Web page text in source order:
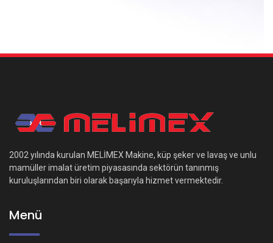
2002 yılında kurulan MELİMEX Makine, küp şeker ve lavaş ve unlu
mamüller imalat üretim piyasasında sektörün tanınmış
kuruluşlarından biri olarak başarıyla hizmet vermektedir.
Menü